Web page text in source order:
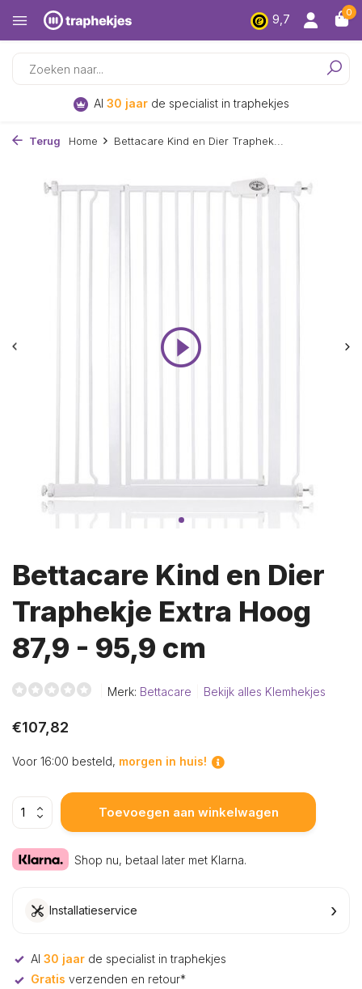
9,7
0
Al 30 jaar de specialist in traphekjes
Terug Home Bettacare Kind en Dier Traphek...
Bettacare Kind en Dier
Traphekje Extra Hoog
87,9 - 95,9 cm
Merk: Bettacare Bekijk alles Klemhekjes
€107,82
Voor 16:00 besteld, morgen in huis!
Toevoegen aan winkelwagen
Shop nu, betaal later met Klarna.
Installatieservice ›
Al 30 jaar de specialist in traphekjes
Gratis verzenden en retour*